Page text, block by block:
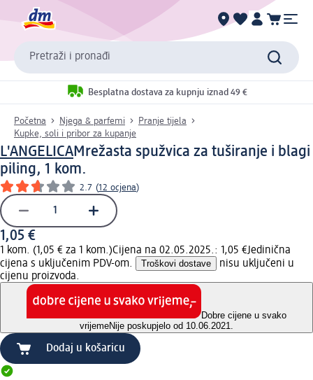
Pretraži i pronađi
Besplatna dostava za kupnju iznad 49 €
Početna Njega & parfemi
Pranje tijela
Kupke, soli i pribor za kupanje
L'ANGELICAMrežasta spužvica za tuširanje i blagi
piling, 1 kom.
2.7 (12 ocjena)
1,05 €
1 kom. (1,05 € za 1 kom.)Cijena na 02.05.2025.: 1,05 €Jedinična
cijena s uključenim PDV-om.
Troškovi dostave
nisu uključeni u
cijenu proizvoda.
Dobre cijene u svako
vrijemeNije poskupjelo od 10.06.2021.
Dodaj u košaricu